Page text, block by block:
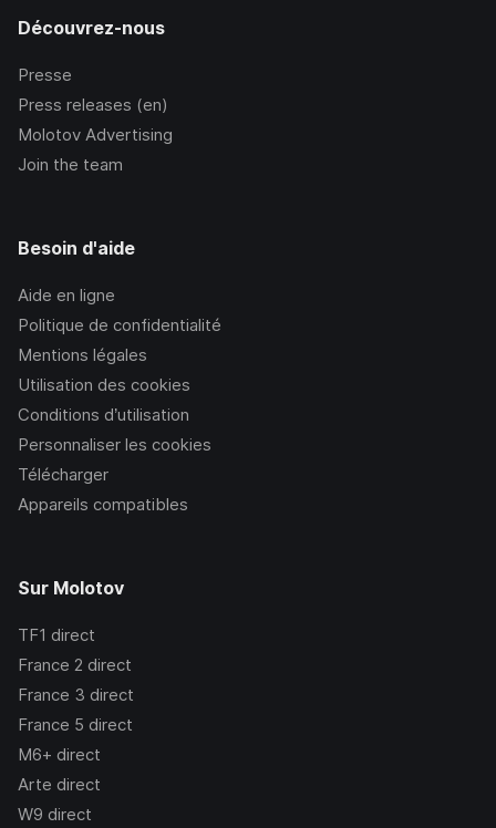
Découvrez-nous
Presse
Press releases (en)
Molotov Advertising
Join the team
Besoin d'aide
Aide en ligne
Politique de confidentialité
Mentions légales
Utilisation des cookies
Conditions d’utilisation
Personnaliser les cookies
Télécharger
Appareils compatibles
Sur Molotov
TF1 direct
France 2 direct
France 3 direct
France 5 direct
M6+ direct
Arte direct
W9 direct